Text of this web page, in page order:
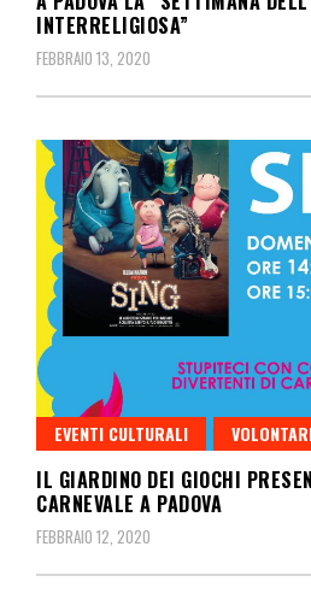
INTERRELIGIOSA”
FEBBRAIO 13, 2020
EVENTI CULTURALI
IL GIARDINO DEI GIOCHI
CARNEVALE A PADOVA
FEBBRAIO 12, 2020